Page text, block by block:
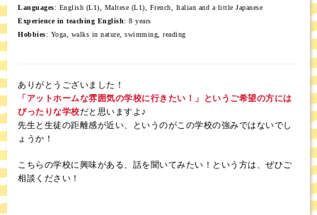
Languages: English (L1), Maltese (L1), French, Italian and a little Japanese
Experience in teaching English: 8 years
Hobbies: Yoga, walks in nature, swimming, reading
ありがとうございました！
「アットホームな雰囲気の学校に行きたい！」というご希望の方には
ぴったりな学校だと思いますよ♪
先生と生徒の距離感が近い、というのがこの学校の強みではないでし
ょうか！
こちらの学校に興味がある、話を聞いてみたい！という方は、ぜひご
相談ください！